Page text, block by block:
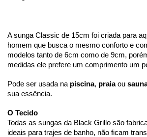
A sunga Classic de 15cm foi criada para
homem que busca o mesmo conforto e
modelos tanto de 6cm como de 9cm,
medidas ele prefere um comprimento um
Pode ser usada na piscina, praia ou
sua essência.
O Tecido
Todas as sungas da Black Grillo são
ideais para trajes de banho, não ficam